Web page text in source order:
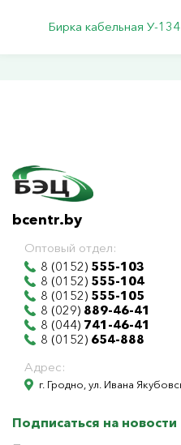
Бирка кабельная У-
bcentr.by
Оптовый отдел:
8 (0152) 555-103
8 (0152) 555-104
8 (0152) 555-105
8 (029) 889-46-41
8 (044) 741-46-41
8 (0152) 654-888
Адрес:
г. Гродно, ул. Ивана
Подписаться на новости